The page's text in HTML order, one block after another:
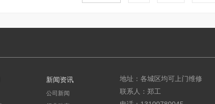
新闻资讯
公司新闻
地址：各城区均可上门维修
联系人：郑工